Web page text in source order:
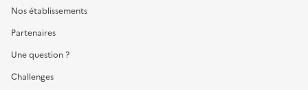
Nos établissements
Partenaires
Une question ?
Challenges